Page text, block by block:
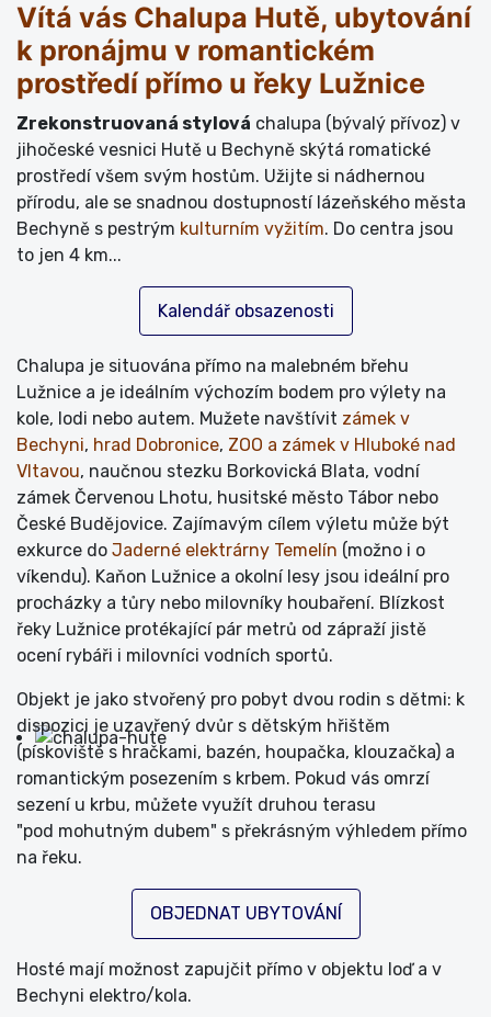
Vítá vás Chalupa Hutě, ubytování
k pronájmu v romantickém
prostředí přímo u řeky Lužnice
Zrekonstruovaná stylová chalupa (bývalý přívoz) v
jihočeské vesnici Hutě u Bechyně skýtá romatické
prostředí všem svým hostům. Užijte si nádhernou
přírodu, ale se snadnou dostupností lázeňského města
Bechyně s pestrým kulturním vyžitím. Do centra jsou
to jen 4 km...
Kalendář obsazenosti
Chalupa je situována přímo na malebném břehu
Lužnice a je ideálním výchozím bodem pro výlety na
kole, lodi nebo autem. Mužete navštívit zámek v
Bechyni, hrad Dobronice, ZOO a zámek v Hluboké nad
Vltavou, naučnou stezku Borkovická Blata, vodní
zámek Červenou Lhotu, husitské město Tábor nebo
České Budějovice. Zajímavým cílem výletu může být
exkurce do Jaderné elektrárny Temelín (možno i o
víkendu). Kaňon Lužnice a okolní lesy jsou ideální pro
procházky a tůry nebo milovníky houbaření. Blízkost
řeky Lužnice protékající pár metrů od zápraží jistě
ocení rybáři i milovníci vodních sportů.
Objekt je jako stvořený pro pobyt dvou rodin s dětmi: k
dispozici je uzavřený dvůr s dětským hřištěm
(pískoviště s hračkami, bazén, houpačka, klouzačka) a
romantickým posezením s krbem. Pokud vás omrzí
sezení u krbu, můžete využít druhou terasu
"pod mohutným dubem" s překrásným výhledem přímo
na řeku.
OBJEDNAT UBYTOVÁNÍ
Hosté mají možnost zapujčit přímo v objektu loď a v
Bechyni elektro/kola.